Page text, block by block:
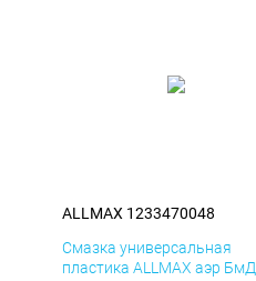
ALLMAX 1233470048
Смазка универсальная
пластика ALLMAX аэр БмД